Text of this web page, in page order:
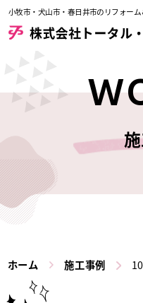
小牧市・犬山市・春日井市のリフォー
ホーム 施工事例